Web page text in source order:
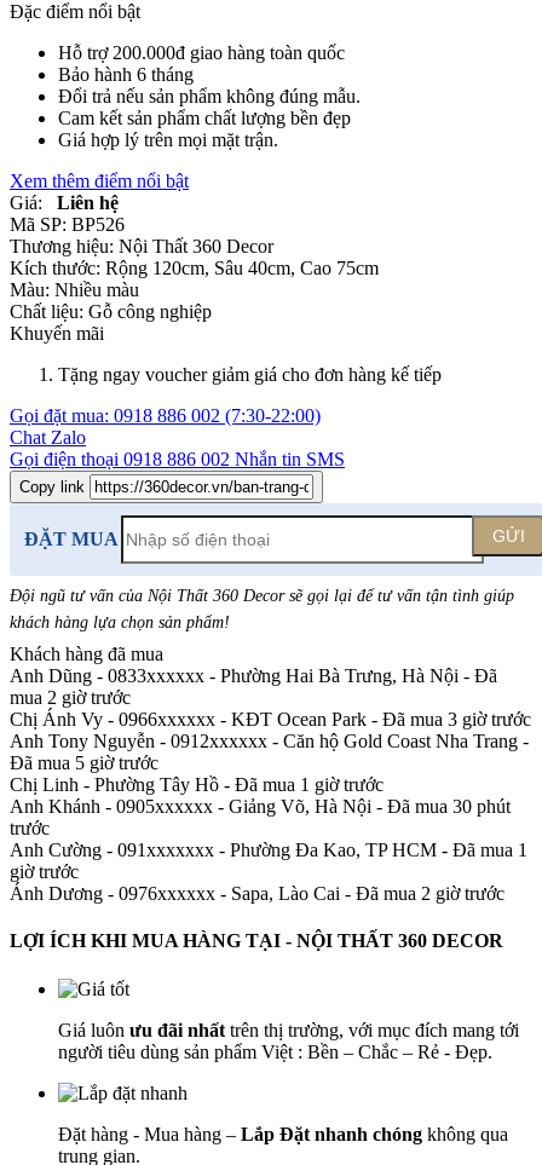
Đặc điểm nổi bật
Hỗ trợ 200.000đ giao hàng toàn quốc
Bảo hành 6 tháng
Đổi trả nếu sản phẩm không đúng mẫu.
Cam kết sản phẩm chất lượng bền đẹp
Giá hợp lý trên mọi mặt trận.
Xem thêm điểm nổi bật
Giá:
Liên hệ
Mã SP: BP526
Thương hiệu: Nội Thất 360 Decor
Kích thước: Rộng 120cm, Sâu 40cm, Cao 75cm
Màu: Nhiều màu
Chất liệu: Gỗ công nghiệp
Khuyến mãi
Tặng ngay voucher giảm giá cho đơn hàng kế tiếp
Gọi đặt mua: 0918 886 002 (7:30-22:00)
Chat Zalo
Gọi điện thoại 0918 886 002 Nhắn tin SMS
Copy link
ĐẶT MUA GỬI
Đội ngũ tư vấn của Nội Thất 360 Decor sẽ gọi lại để tư vấn tận tình giúp
khách hàng lựa chọn sản phẩm!
Khách hàng đã mua
Anh Dũng - 0833xxxxxx - Phường Hai Bà Trưng, Hà Nội - Đã
mua 2 giờ trước
Chị Ánh Vy - 0966xxxxxx - KĐT Ocean Park - Đã mua 3 giờ trước
Anh Tony Nguyễn - 0912xxxxxx - Căn hộ Gold Coast Nha Trang -
Đã mua 5 giờ trước
Chị Linh - Phường Tây Hồ - Đã mua 1 giờ trước
Anh Khánh - 0905xxxxxx - Giảng Võ, Hà Nội - Đã mua 30 phút
trước
Anh Cường - 091xxxxxxx - Phường Đa Kao, TP HCM - Đã mua 1
giờ trước
Ánh Dương - 0976xxxxxx - Sapa, Lào Cai - Đã mua 2 giờ trước
LỢI ÍCH KHI MUA HÀNG TẠI - NỘI THẤT 360 DECOR
Giá luôn ưu đãi nhất trên thị trường, với mục đích mang tới
người tiêu dùng sản phẩm Việt : Bền – Chắc – Rẻ - Đẹp.
Đặt hàng - Mua hàng – Lắp Đặt nhanh chóng không qua
trung gian.